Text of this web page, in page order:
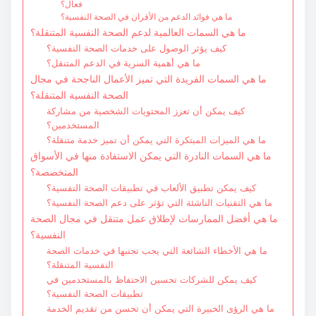
فعال؟
ما هي فوائد الدعم من الأقران في الصحة النفسية؟
ما هي السمات العالمية لدعم الصحة النفسية المتنقلة؟
كيف يؤثر الوصول على خدمات الصحة النفسية؟
ما هي أهمية السرية في الدعم المتنقل؟
ما هي السمات الفريدة التي تميز الأعمال الناجحة في مجال
الصحة النفسية المتنقلة؟
كيف يمكن أن تعزز المحتويات الشخصية من مشاركة
المستخدمين؟
ما هي الميزات المبتكرة التي يمكن أن تميز خدمة متنقلة؟
ما هي السمات النادرة التي يمكن الاستفادة منها في الأسواق
المتخصصة؟
كيف يمكن تطبيق الألعاب في تطبيقات الصحة النفسية؟
ما هي التقنيات الناشئة التي تؤثر على دعم الصحة النفسية؟
ما هي أفضل الممارسات لإطلاق عمل متنقل في مجال الصحة
النفسية؟
ما هي الأخطاء الشائعة التي يجب تجنبها في خدمات الصحة
النفسية المتنقلة؟
كيف يمكن للشركات تحسين الاحتفاظ بالمستخدمين في
تطبيقات الصحة النفسية؟
ما هي الرؤى الخبيرة التي يمكن أن تحسن من تقديم الخدمة